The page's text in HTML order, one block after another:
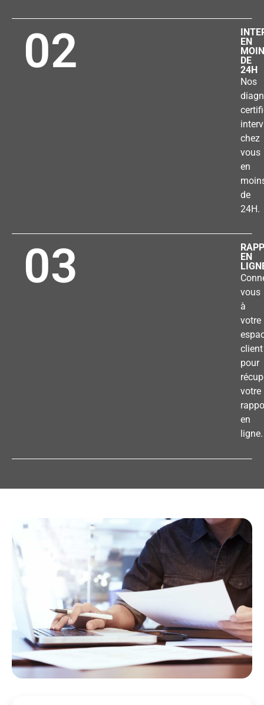
02
EN
DE
24H
Nos
chez
vous
en
de
24H.
03
EN
vous
à
votre
client
pour
votre
en
ligne.